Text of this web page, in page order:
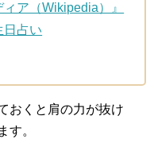
ア（Wikipedia）』
日占い
おくと肩の力が抜け
す。